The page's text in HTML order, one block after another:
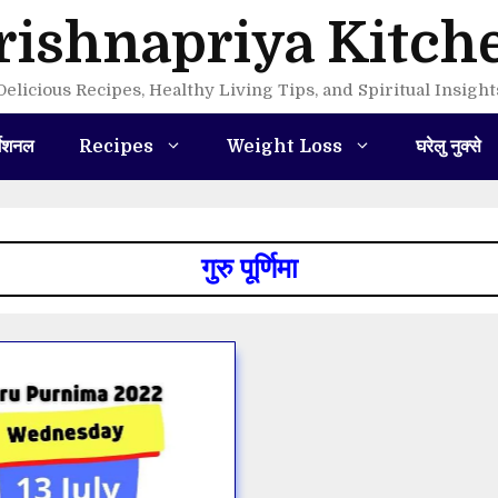
Recipes, Healthy Living Tips, and Spiritual
Recipes Weight Loss घरेलु नुक्से
गुरु पूर्णिमा